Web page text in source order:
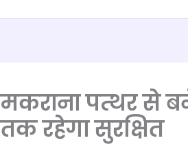
मकराना पत्थर से
तक रहेगा सुरक्षित